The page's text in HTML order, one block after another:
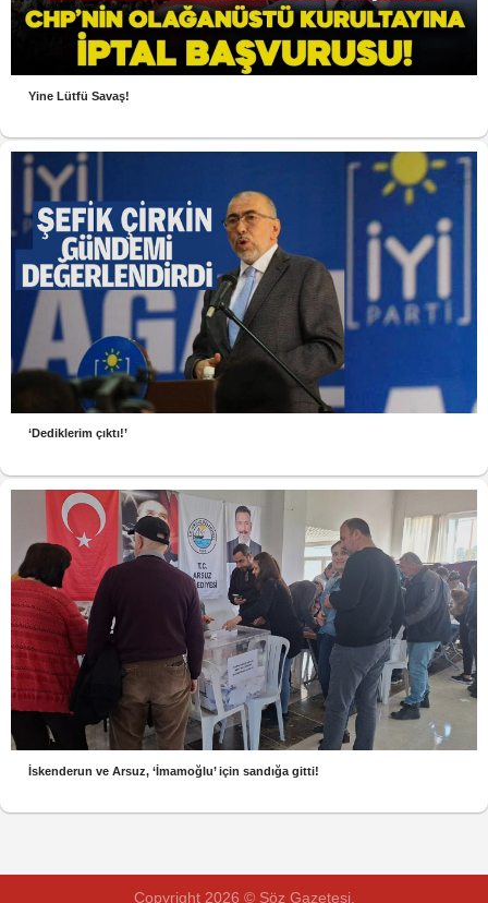
Yine Lütfü Savaş!
‘Dediklerim çıktı!’
İskenderun ve Arsuz, ‘İmamoğlu’ için sandığa gitti!
Copyright 2026 © Söz Gazetesi.